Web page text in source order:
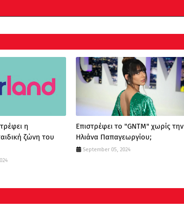
η
ζώνη του
Επιστρέφει το "GNTM" χωρίς την
Ηλιάνα Παπαγεωργίου;
September 05, 2024